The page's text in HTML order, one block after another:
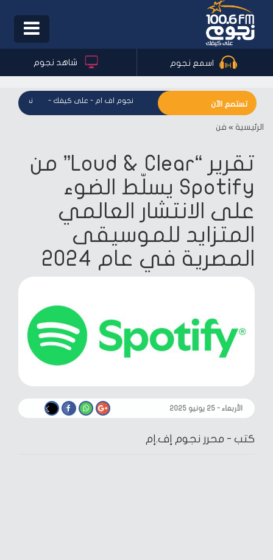
Toggle
اسمع نجوم شاهد نجوم
تستمع الآن - نجوم اف ام - على كيفك -نجوم اف ام - على كيفك نجوم اف
الرئيسية » فن
تقرير “Loud & Clear” من
Spotify يسلّط الضوء
على الانتشار العالمي
المتزايد للموسيقى
المصرية في عام 2024
الأربعاء - ٢٥ يونيو ٢٠٢٥
كتب - محرر نجوم إف.إم